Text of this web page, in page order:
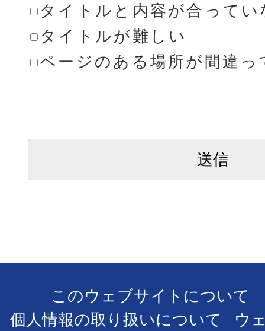
タイトルと内容が合ってい
タイトルが難しい
ページのある場所が間違っ
このウェブサイトについて
個人情報の取り扱いについて
ウ